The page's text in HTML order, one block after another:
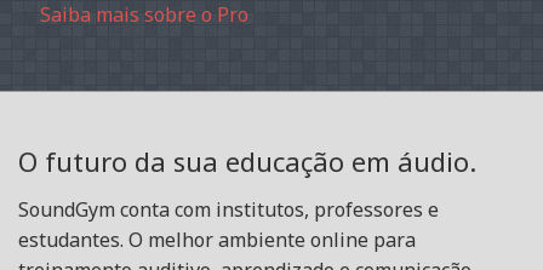
Saiba mais sobre o Pro
O futuro da sua educação em áudio.
SoundGym conta com institutos, professores e
estudantes. O melhor ambiente online para